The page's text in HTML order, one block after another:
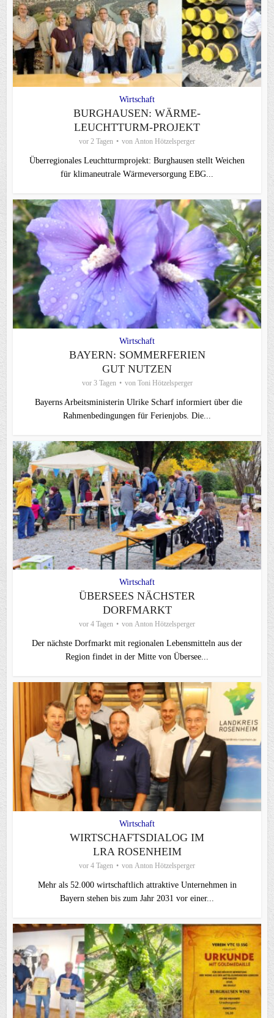
Wirtschaft
BURGHAUSEN: WÄRME-
LEUCHTTURM-PROJEKT
vor 2 Tagen von Anton Hötzelsperger
Überregionales Leuchtturmprojekt: Burghausen stellt Weichen
für klimaneutrale Wärmeversorgung EBG...
Wirtschaft
BAYERN: SOMMERFERIEN
GUT NUTZEN
vor 3 Tagen von Toni Hötzelsperger
Bayerns Arbeitsministerin Ulrike Scharf informiert über die
Rahmenbedingungen für Ferienjobs. Die...
Wirtschaft
ÜBERSEES NÄCHSTER
DORFMARKT
vor 4 Tagen von Anton Hötzelsperger
Der nächste Dorfmarkt mit regionalen Lebensmitteln aus der
Region findet in der Mitte von Übersee...
Wirtschaft
WIRTSCHAFTSDIALOG IM
LRA ROSENHEIM
vor 4 Tagen von Anton Hötzelsperger
Mehr als 52.000 wirtschaftlich attraktive Unternehmen in
Bayern stehen bis zum Jahr 2031 vor einer...